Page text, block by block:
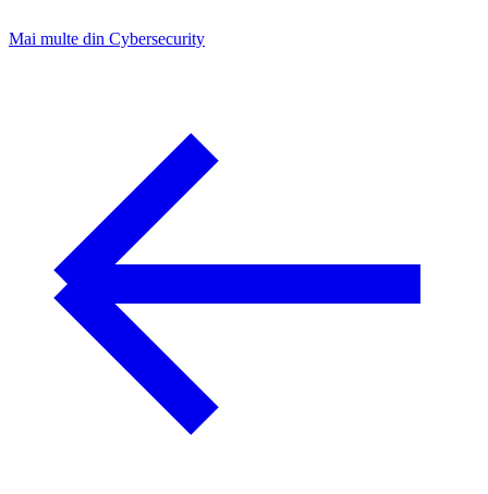
Mai multe din Cybersecurity